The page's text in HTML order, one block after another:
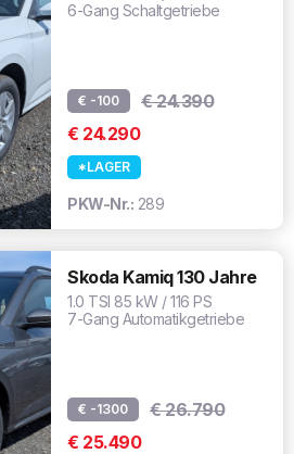
6-Gang Schaltgetriebe
€ -100
€ 24.390
€ 24.290
*LAGER
PKW-Nr.: 289
Skoda Kamiq 130 Jahre
1.0 TSI 85 kW / 116 PS
7-Gang Automatikgetriebe
€ -1300
€ 26.790
€ 25.490